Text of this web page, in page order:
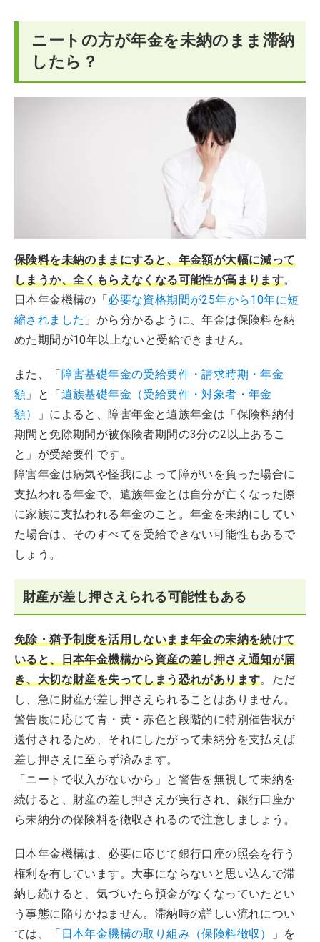
ニートの方が年金を未納のまま滞納
したら？
保険料を未納のままにすると、年金額が大幅に減って
しまうか、全くもらえなくなる可能性が高まります。
日本年金機構の「必要な資格期間が25年から10年に短
縮されました 」から分かるように、年金は保険料を納
めた期間が10年以上ないと受給できません。
また、「障害基礎年金の受給要件・請求時期・年金
額 」と「遺族基礎年金（受給要件・対象者・年金
額）
」によると、障害年金と遺族年金は「保険料納付
期間と免除期間が被保険者期間の3分の2以上あるこ
と」が受給要件です。
障害年金は病気や怪我によって障がいを負った場合に
支払われる年金で、遺族年金とは自分が亡くなった際
に家族に支払われる年金のこと。年金を未納にしてい
た場合は、そのすべてを受給できない可能性もあるで
しょう。
財産が差し押さえられる可能性もある
免除・猶予制度を活用しないまま年金の未納を続けて
いると、日本年金機構から資産の差し押さえ通知が届
き、大切な財産を失ってしまう恐れがあります。ただ
し、急に財産が差し押さえられることはありません。
警告度に応じて青・黄・赤色と段階的に特別催告状が
送付されるため、それにしたがって未納分を支払えば
差し押さえに至らず済みます。
「ニートで収入がないから」と警告を無視して未納を
続けると、財産の差し押さえが実行され、銀行口座か
ら未納分の保険料を徴収されるので注意しましょう。
日本年金機構は、必要に応じて銀行口座の照会を行う
権利を有しています。大事にならないと思い込んで滞
納し続けると、気づいたら預金がなくなっていたとい
う事態に陥りかねません。滞納時の詳しい流れについ
ては、「 日本年金機構の取り組み（保険料徴収）
」を